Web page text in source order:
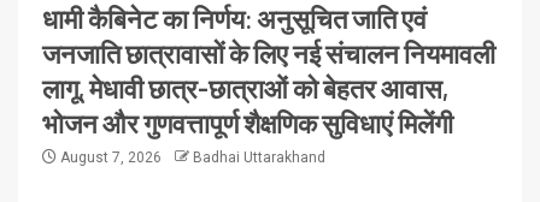
धामी कैबिनेट का निर्णय: अनुसूचित जाति एवं
जनजाति छात्रावासों के लिए नई संचालन नियमावली
लागू, मेधावी छात्र-छात्राओं को बेहतर आवास,
भोजन और गुणवत्तापूर्ण शैक्षणिक सुविधाएं मिलेंगी
August 7, 2026 Badhai Uttarakhand